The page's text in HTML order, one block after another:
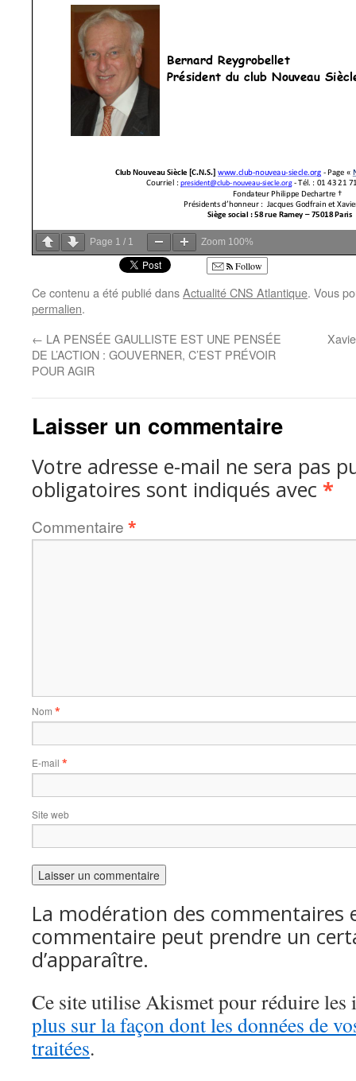
Page 1 / 1 Zoom 100%
Follow
Ce contenu a été publié dansActualité CNS Atlantique. Vous
permalien.
← LA PENSÉE GAULLISTE EST UNE PENSÉE
DE L’ACTION : GOUVERNER, C’EST PRÉVOIR
POUR AGIR
Laisser un commentaire
Votre adresse e-mail ne sera pas
obligatoires sont indiqués avec *
Commentaire *
Nom *
E-mail *
Site web
La modération des commentaires
commentaire peut prendre un
d’apparaître.
Ce site utilise Akismet pour réduire les
plus sur la façon dont les données de
traitées.